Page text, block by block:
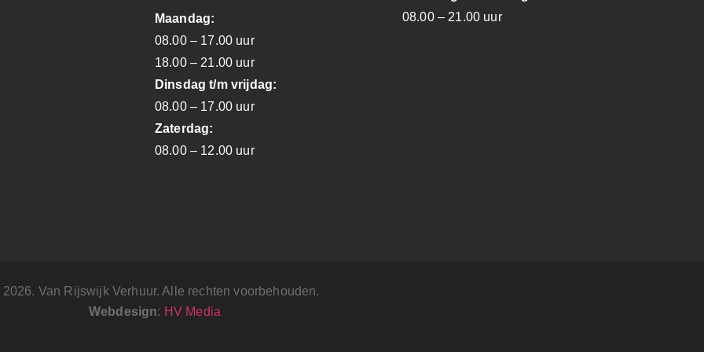
Maandag:
08.00 – 17.00 uur
18.00 – 21.00 uur
Dinsdag t/m vrijdag:
08.00 – 17.00 uur
Zaterdag:
08.00 – 12.00 uur
08.00 – 21.00 uur
Van Rijswijk Verhuur. Alle rechten voorbehouden.
Webdesign: HV Media